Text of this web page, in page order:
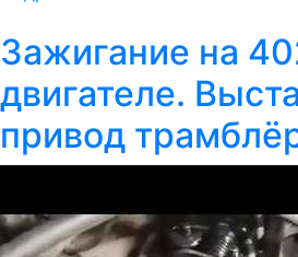
Зажигание на
двигателе.
привод